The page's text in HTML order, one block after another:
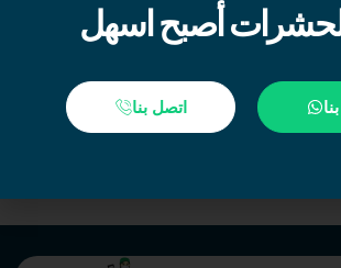
والموقع الإلكتروني في هذا المتصفح
أصبح اسهل
اتصل بنا